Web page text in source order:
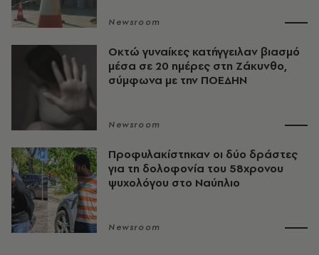
Newsroom
Οκτώ γυναίκες κατήγγειλαν βιασμό
μέσα σε 20 ημέρες στη Ζάκυνθο,
σύμφωνα με την ΠΟΕΔΗΝ
Newsroom
Προφυλακίστηκαν οι δύο δράστες
για τη δολοφονία του 58χρονου
ψυχολόγου στο Ναύπλιο
Newsroom